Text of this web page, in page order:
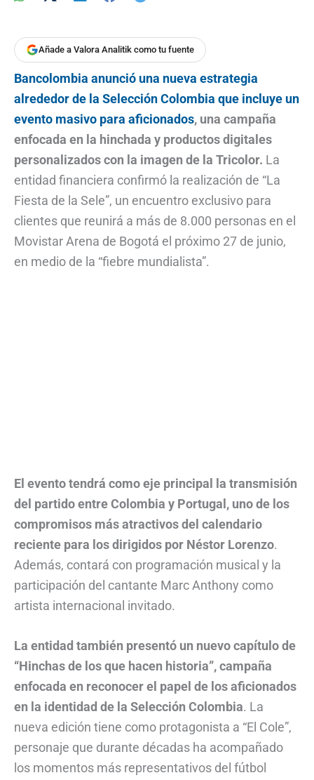
Añade a Valora Analitik como tu fuente
Bancolombia anunció una nueva estrategia
alrededor de la Selección Colombia que incluye un
evento masivo para aficionados, una campaña
enfocada en la hinchada y productos digitales
personalizados con la imagen de la Tricolor. La
entidad financiera confirmó la realización de “La
Fiesta de la Sele”, un encuentro exclusivo para
clientes que reunirá a más de 8.000 personas en el
Movistar Arena de Bogotá el próximo 27 de junio,
en medio de la “fiebre mundialista”.
El evento tendrá como eje principal la transmisión
del partido entre Colombia y Portugal, uno de los
compromisos más atractivos del calendario
reciente para los dirigidos por Néstor Lorenzo.
Además, contará con programación musical y la
participación del cantante Marc Anthony como
artista internacional invitado.
La entidad también presentó un nuevo capítulo de
“Hinchas de los que hacen historia”, campaña
enfocada en reconocer el papel de los aficionados
en la identidad de la Selección Colombia. La
nueva edición tiene como protagonista a “El Cole”,
personaje que durante décadas ha acompañado
los momentos más representativos del fútbol